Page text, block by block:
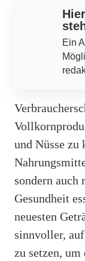
Ein
und Nüsse zu
sondern auch
Gesundheit
neuesten
sinnvoller,
zu setzen,